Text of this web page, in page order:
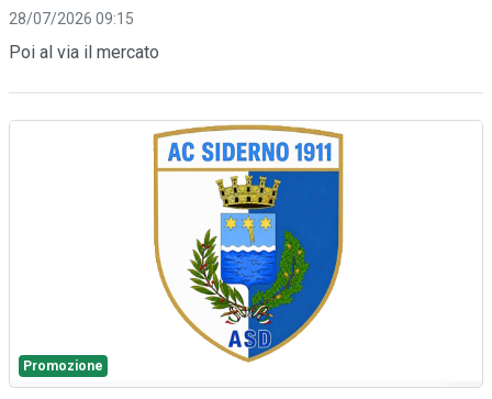
28/07/2026 09:15
Poi al via il mercato
Promozione